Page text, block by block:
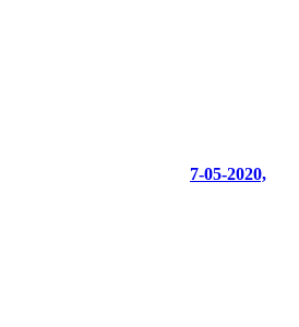
7-05-2020,